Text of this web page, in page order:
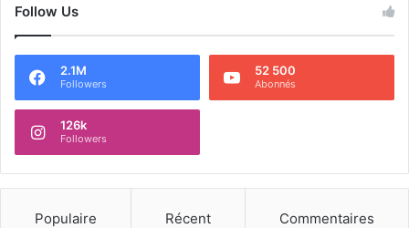
Follow Us
2.1M
Followers
52 500
Abonnés
126k
Followers
Populaire Récent Commentaires